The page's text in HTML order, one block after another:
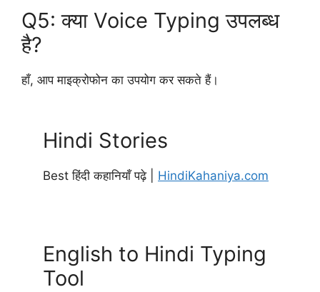
Q5: क्या Voice Typing उपलब्ध
है?
हाँ, आप माइक्रोफोन का उपयोग कर सकते हैं।
Hindi Stories
Best हिंदी कहानियाँ पढ़े | HindiKahaniya.com
English to Hindi Typing
Tool